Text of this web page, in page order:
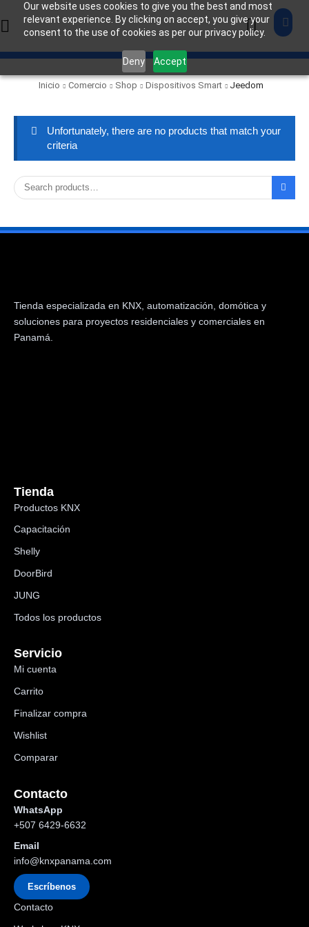
Our website uses cookies to give you the best and most
relevant experience. By clicking on accept, you give your
consent to the use of cookies as per our privacy policy.
Deny Accept
Inicio Comercio Shop Dispositivos Smart Jeedom
Unfortunately, there are no products that match your
criteria
Tienda especializada en KNX, automatización, domótica y
soluciones para proyectos residenciales y comerciales en
Panamá.
Tienda
Productos KNX
Capacitación
Shelly
DoorBird
JUNG
Todos los productos
Servicio
Mi cuenta
Carrito
Finalizar compra
Wishlist
Comparar
Contacto
WhatsApp
+507 6429-6632
Email
info@knxpanama.com
Escríbenos
Contacto